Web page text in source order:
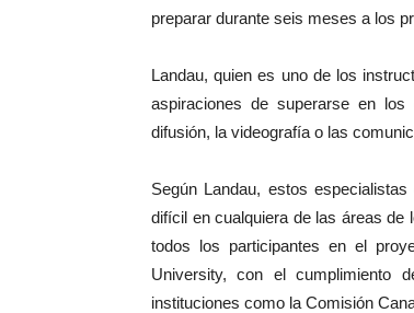
preparar durante seis meses a los
Landau, quien es uno de los
aspiraciones de superarse en
difusión, la videografía o las
Según Landau, estos
difícil en cualquiera de las áreas de
todos los participantes en el
University, con el cumplimiento
instituciones como la Comisión